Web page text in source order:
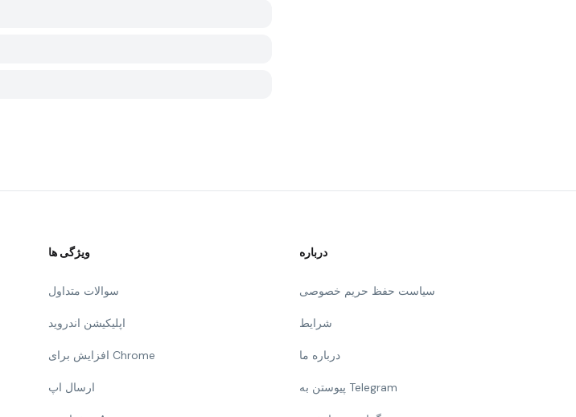
ویژگی ها
سوالات متداول
اپلیکیشن اندروید
افزایش برای Chrome
ارسال اپ
درباره
سیاست حفظ حریم خصوصی
شرایط
درباره ما
پیوستن به Telegram